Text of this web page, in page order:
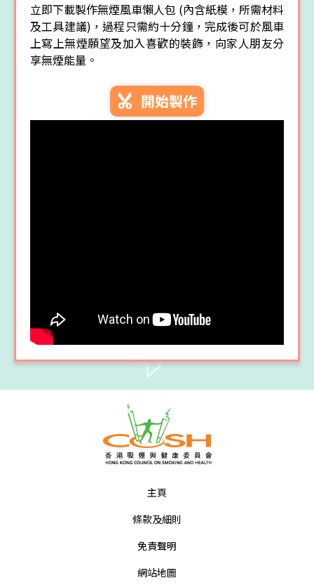
立即下載製作無煙風車懶人包 (內含紙模，所需材料
及工具建議)，過程只需約十分鐘，完成後可於風車
上寫上無煙願望及加入喜歡的裝飾，向家人朋友分
享無煙能量。
開始製作
主頁
條款及細則
免責聲明
網站地圖